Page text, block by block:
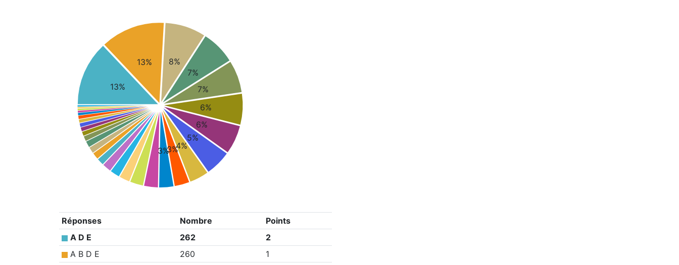
13%
13%
8%
7%
7%
6%
6%
5%
4%
3%
3%
Réponses Nombre
Points
A D E
262
2
A B D E
260
1